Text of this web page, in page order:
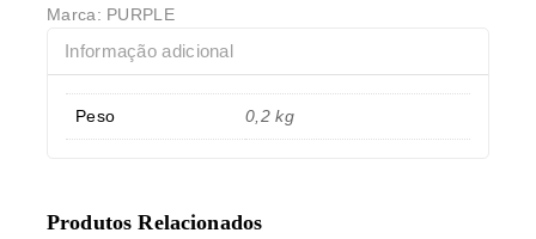
Marca: PURPLE
Informação adicional
Peso 0,2 kg
Produtos Relacionados